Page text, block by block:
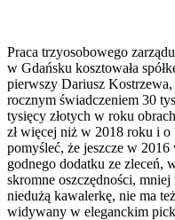
Praca trzyosobowego
w Gdańsku kosztowała
pierwszy Dariusz Kostrzewa,
rocznym świadczeniem 30
tysięcy złotych w roku
zł więcej niż w 2018 roku i
pomyśleć, że jeszcze w 2016
godnego dodatku ze zleceń,
skromne oszczędności,
niedużą kawalerkę, nie ma
widywany w eleganckim